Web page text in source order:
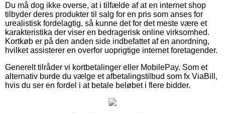
Du må dog ikke overse, at i tilfælde af at en internet shop
tilbyder deres produkter til salg for en pris som anses for
urealistisk fordelagtig, så kunne det for det meste være et
karakteristika der viser en bedragerisk online virksomhed.
Kortkøb er på den anden side indbefattet af en anordning,
hvilket assisterer en overfor uoprigtige internet foretagender.
Generelt tilråder vi kortbetalinger eller MobilePay. Som et
alternativ burde du vælge et afbetalingstilbud som fx ViaBill,
hvis du ser en fordel i at betale beløbet i flere bidder.